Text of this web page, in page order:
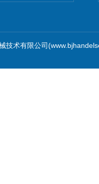
技术有限公司